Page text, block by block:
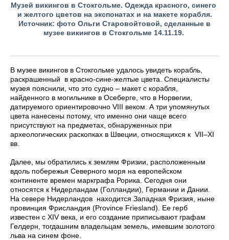
Музей викингов в Стокгольме. Одежда красного, синего
и желтого цветов на экспонатах и на макете корабля.
Источник: фото Ольги Старовойтовой, сделанные в
музее викингов в Стокгольме 14.11.19.
В музее викингов в Стокгольме удалось увидеть корабль,
раскрашенный в красно-сине-желтые цвета. Специалисты
музея пояснили, что это судно – макет c корабля,
найденного в могильнике в Осеберге, что в Норвегии,
датируемого ориентировочно VIII веком. А три упомянутых
цвета нанесены потому, что именно они чаще всего
присутствуют на предметах, обнаруженных при
археологических раскопках в Швеции, относящихся к VII–XI
вв.
Далее, мы обратились к землям Фризии, расположенным
вдоль побережья Северного моря на европейском
континенте времен маркграфа Рорика. Сегодня они
относятся к Нидерландам (Голландии), Германии и Дании.
На севере Нидерландов находится Западная Фризия, ныне
провинция Фрисландия (Province Friesland). Ее герб
известен с XIV века, и его создание приписывают графам
Гелдерн, тогдашним владельцам земель, имевшим золотого
льва на синем фоне.